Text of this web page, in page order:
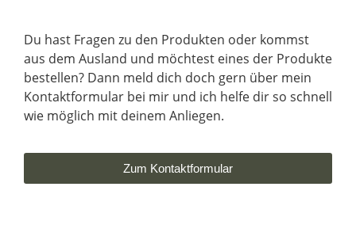
Du hast Fragen zu den Produkten oder kommst
aus dem Ausland und möchtest eines der Produkte
bestellen? Dann meld dich doch gern über mein
Kontaktformular bei mir und ich helfe dir so schnell
wie möglich mit deinem Anliegen.
Zum Kontaktformular